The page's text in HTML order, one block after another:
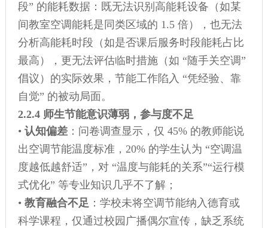
段” 的能耗数据：既无法识别高能耗设备（如某
间教室空调能耗是同类区域的 1.5 倍），也无法
分析高能耗时段（如是否课后服务时段能耗占比
最高），更无法评估临时措施（如 “随手关空调”
倡议）的实际效果，节能工作陷入 “凭经验、靠
自觉” 的被动局面。
2.2.4 师生节能意识薄弱，参与度不足
• 认知偏差：问卷调查显示，仅 45% 的教师能说
出空调节能温度标准，20% 的学生认为 “空调温
度越低越舒适”，对 “温度与能耗的关系”“运行模
式优化” 等专业知识几乎不了解；
• 教育融合不足：学校未将空调节能纳入德育或
科学课程，仅通过校园广播偶尔宣传，缺乏系统